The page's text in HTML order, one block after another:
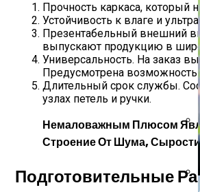
Прочность каркаса, который
Устойчивость к влаге и
Презентабельный внешний
выпускают продукцию в
Универсальность. На заказ
Предусмотрена возможность
Длительный срок службы.
узлах петель и ручки.
Немаловажным Плюсом
Строение От Шума,
Подготовительные